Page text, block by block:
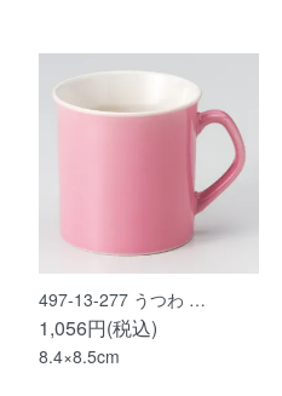
497-13-277 うつわ …
1,056円(税込)
8.4×8.5cm